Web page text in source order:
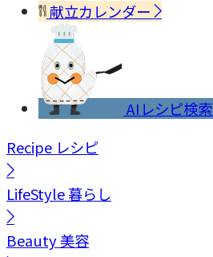
献立カレンダー
AIレシピ検索
Recipe レシピ
LifeStyle暮らし
Beauty美容